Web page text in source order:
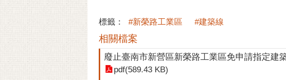
標籤： #新榮路工業區 #建築線
相關檔案
廢止臺南市新營區新榮路工業區免申請指定建
pdf(589.43 KB)